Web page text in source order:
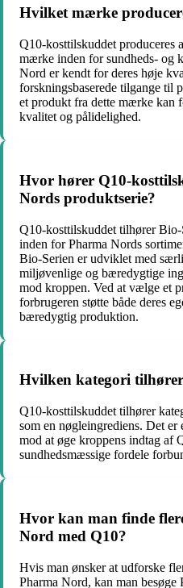
Hvilket mærke
Q10-kosttilskuddet produceres
mærke inden for sundheds- og
Nord er kendt for deres høje
forskningsbaserede tilgange
et produkt fra dette mærke kan
kvalitet og pålidelighed.
Hvor hører Q10-
Nords produktserie?
Q10-kosttilskuddet tilhører
inden for Pharma Nords
Bio-Serien er udviklet med
miljøvenlige og bæredygtige
mod kroppen. Ved at vælge et
forbrugeren støtte både deres
bæredygtig produktion.
Hvilken kategori
Q10-kosttilskuddet tilhører
som en nøgleingrediens. Det
mod at øge kroppens indtag af
sundhedsmæssige fordele
Hvor kan man finde
Nord med Q10?
Hvis man ønsker at udforske
Pharma Nord, kan man